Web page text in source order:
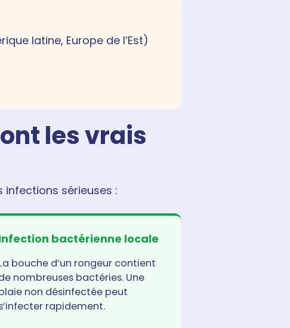
latine, Europe de l’Est)
les vrais
infections sérieuses :
bactérienne locale
bouche d’un rongeur contient
nombreuses bactéries. Une
non désinfectée peut
rapidement.